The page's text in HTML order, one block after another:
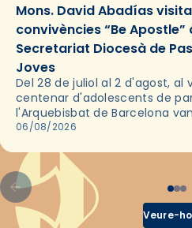
Mons. David Abadías
convivències “Be Apostle”
Secretariat Diocesà de
Joves
Del 28 de juliol al 2 d'agost, al
centenar d'adolescents de
l'Arquebisbat de Barcelona
les convivències Be Apostle,
06/08/2026
Veure-